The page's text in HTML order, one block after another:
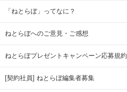
「ねとらぼ」ってなに？
ねとらぼへのご意見・ご感想
ねとらぼプレゼントキャンペーン応募規約
[契約社員] ねとらぼ編集者募集